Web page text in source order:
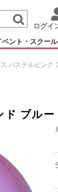
ログイ
ベント・スクール
パステルピンク
ド ブルー